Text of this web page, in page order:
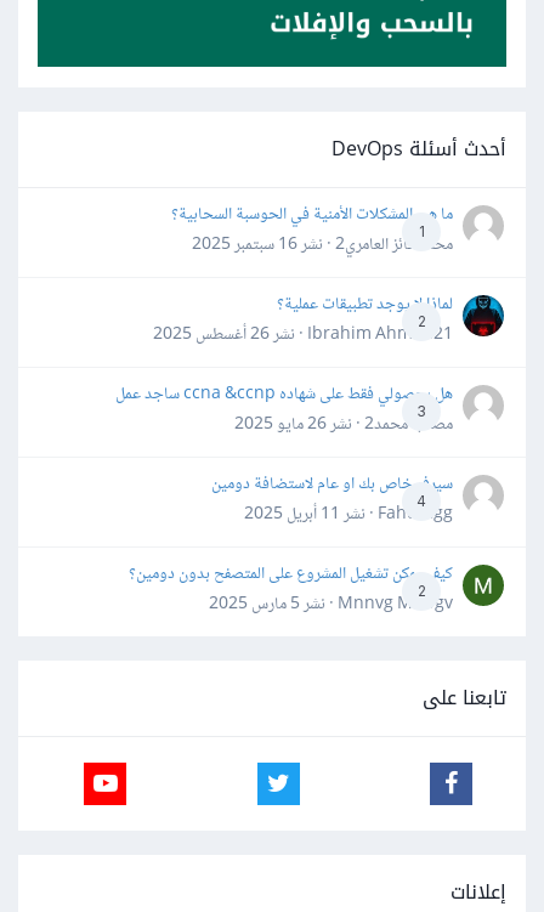
أحدث أسئلة DevOps
1
ما هي المشكلات الأمنية في الحوسبة السحابية؟
محمد فائز العامري2 · نشر
16 سبتمبر 2025
2
لماذا لا يوجد تطبيقات عملية؟
Ibrahim Ahmed21 · نشر
26 أغسطس 2025
3
هل بحصولي فقط على شهاده ccna &ccnp ساجد عمل
مصعب محمد2 · نشر
26 مايو 2025
4
سيرفر خاص بك او عام لاستضافة دومين
Fahd Ggg · نشر
11 أبريل 2025
2
كيف يمكن تشغيل المشروع على المتصفح بدون دومين؟
Mnnvg Mnbgv · نشر
5 مارس 2025
تابعنا على
إعلانات